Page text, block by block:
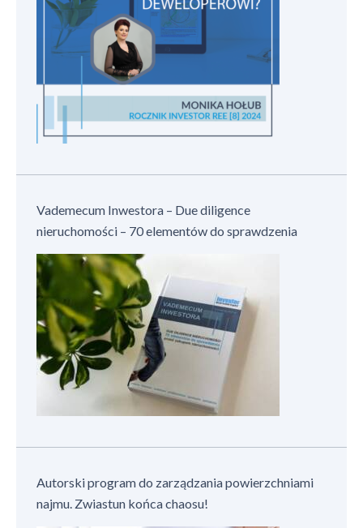
Vademecum Inwestora – Due diligence
nieruchomości – 70 elementów do sprawdzenia
Autorski program do zarządzania powierzchniami
najmu. Zwiastun końca chaosu!